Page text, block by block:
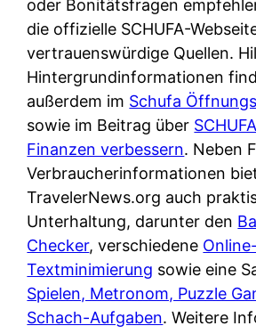
e
B
a
n
k
k
a
r
t
e
n
M
I
R
h
k
o
s
t
e
n
l
o
s
u
n
d
w
F
i
r
m
a
a
m
p
r
i
v
a
t
e
oder Bonitätsfragen
die offizielle SCHUFA-
vertrauenswürdige Quellen.
Hintergrundinformationen
außerdem im Schufa
sowie im Beitrag über
Finanzen verbessern. Neben
Verbraucherinformationen
TravelerNews.org auch
Unterhaltung, darunter den
Checker, verschiedene
Textminimierung sowie eine
Spielen, Metronom, Puzzle
Schach-Aufgaben. Weitere